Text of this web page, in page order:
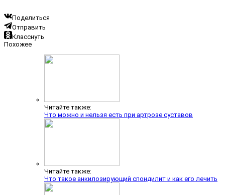
Поделиться
Отправить
Класснуть
Похожее
Читайте также:
Что можно и нельзя есть при артрозе суставов
Читайте также:
Что такое анкилозирующий спондилит и как его лечить